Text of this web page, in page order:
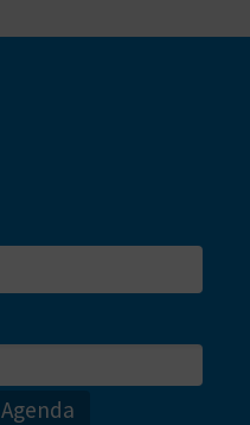
Agenda